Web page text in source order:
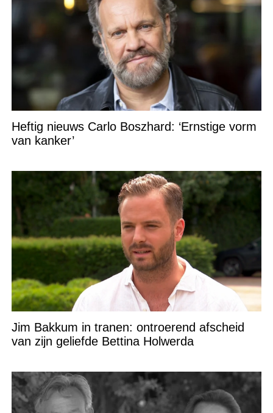
Heftig nieuws Carlo Boszhard: ‘Ernstige vorm
van kanker’
Jim Bakkum in tranen: ontroerend afscheid
van zijn geliefde Bettina Holwerda